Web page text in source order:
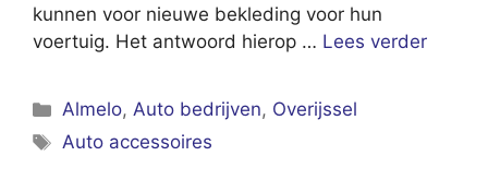
kunnen voor nieuwe bekleding voor hun
voertuig. Het antwoord hierop … Lees verder
Categorieën
Almelo,Auto bedrijven, Overijssel
Tags
Auto accessoires